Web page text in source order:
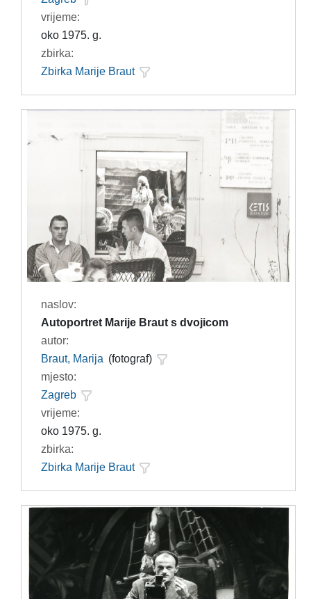
vrijeme:
oko 1975. g.
zbirka:
Zbirka Marije Braut
naslov:
Autoportret Marije Braut s dvojicom
autor:
Braut, Marija (fotograf)
mjesto:
Zagreb
vrijeme:
oko 1975. g.
zbirka:
Zbirka Marije Braut